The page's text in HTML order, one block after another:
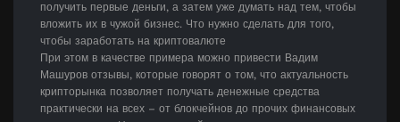
получить первые деньги, а затем уже думать над тем, чтобы
вложить их в чужой бизнес. Что нужно сделать для того,
чтобы заработать на криптовалюте
При этом в качестве примера можно привести Вадим
Машуров отзывы, которые говорят о том, что актуальность
крипторынка позволяет получать денежные средства
практически на всех – от блокчейнов до прочих финансовых